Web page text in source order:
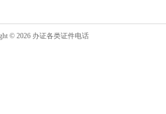
© 2026 办证各类证件电话